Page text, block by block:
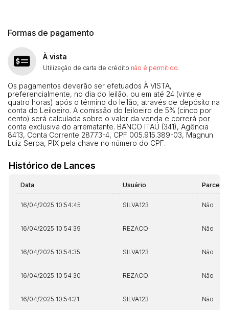
Formas de pagamento
À vista
Utilização de carta de crédito não é permitido
Os pagamentos deverão ser efetuados À VISTA,
preferencialmente, no dia do leilão, ou em até 24 (vinte e
quatro horas) após o término do leilão, através de depósito na
conta do Leiloeiro. A comissão do leiloeiro de 5% (cinco por
cento) será calculada sobre o valor da venda e correrá por
conta exclusiva do arrematante. BANCO ITAÚ (341), Agência
8413, Conta Corrente 28773-4, CPF 005.915.389-03, Magnun
Luiz Serpa, PIX pela chave no número do CPF.
Histórico de Lances
Data Usuário
16/04/2025 10:54:45 SILVA123 Não
16/04/2025 10:54:39 REZACO Não
16/04/2025 10:54:35 SILVA123 Não
16/04/2025 10:54:30 REZACO Não
16/04/2025 10:54:21 SILVA123 Não